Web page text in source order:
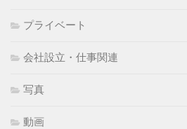
プライベート
会社設立・仕事関連
写真
動画